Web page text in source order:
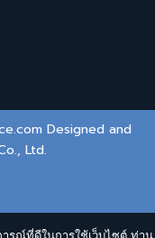
Designed and
Ltd.
รณ์ที่ดีในการใช้เว็บไซต์ ท่าน